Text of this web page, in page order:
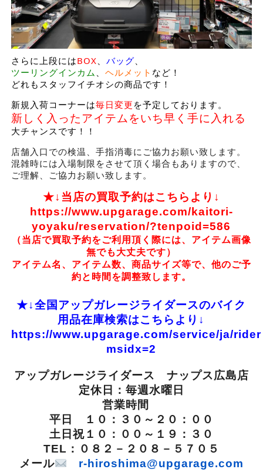
さらに上段にはBOX、 バッグ、
ツーリングインカム 、 ヘルメット など！
どれもスタッフイチオシの商品です！
新規入荷コーナーは毎日変更 を予定しております。
新しく入ったアイテムをいち早く手に入れる
大チャンスです！！
店舗入口での検温、手指消毒にご協力お願い致します。
混雑時には入場制限をさせて頂く場合もありますので、
ご理解、ご協力お願い致します。
★↓当店の買取予約はこちらより↓
https://www.upgarage.com/kaitori-
yoyaku/reservation/?tenpoid=586
（当店で買取予約をご利用頂く際には、アイテム画像
無でも大丈夫です）
アイテム名、アイテム数、商品サイズ等で、他のご予
約と時間を調整致します。
★↓全国アップガレージライダースのバイク
用品在庫検索はこちらより↓
https://www.upgarage.com/service/ja/
msidx=2
アップガレージライダース ナップス広島店
定休日：毎週水曜日
営業時間
平日 １０：３０～２０：００
土日祝１０：００～１９：３０
TEL：０８２－２０８－５７０５
メール
r-hiroshima@upgarage.com